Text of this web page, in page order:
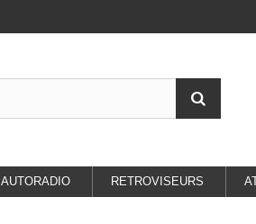
AUTORADIO RETROVISEURS